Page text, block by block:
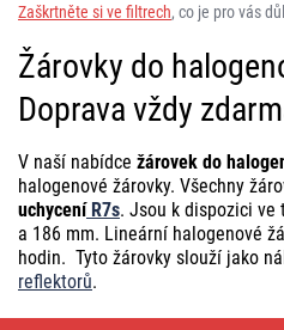
Zaškrtněte si ve filtrech, co je pro vás
Žárovky do
Doprava vždy
V naší nabídce žárovek do
halogenové žárovky. Všechny
uchyceníR7s. Jsou k dispozici ve
a 186 mm. Lineární halogenové
hodin. Tyto žárovky slouží jako
reflektorů.